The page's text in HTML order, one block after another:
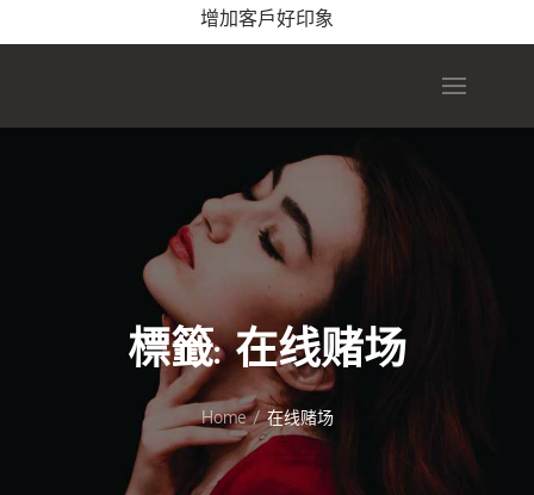
增加客戶好印象
標籤:在线赌场
Home 在线赌场